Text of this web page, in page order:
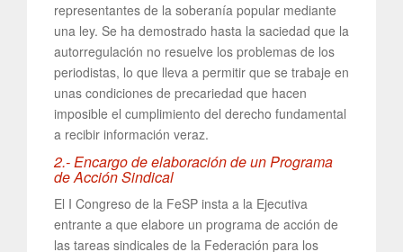
representantes de la soberanía popular mediante
una ley. Se ha demostrado hasta la saciedad que la
autorregulación no resuelve los problemas de los
periodistas, lo que lleva a permitir que se trabaje en
unas condiciones de precariedad que hacen
imposible el cumplimiento del derecho fundamental
a recibir información veraz.
2.- Encargo de elaboración de un Programa
de Acción Sindical
El I Congreso de la FeSP insta a la Ejecutiva
entrante a que elabore un programa de acción de
las tareas sindicales de la Federación para los